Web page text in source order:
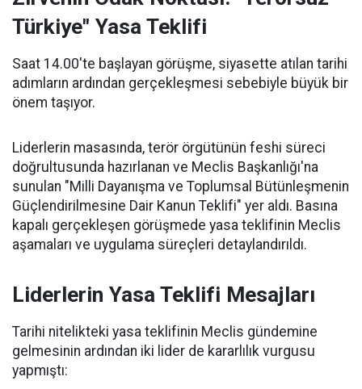
Türkiye" Yasa Teklifi
Saat 14.00'te başlayan görüşme, siyasette atılan tarihi
adımların ardından gerçekleşmesi sebebiyle büyük bir
önem taşıyor.
Liderlerin masasında, terör örgütünün feshi süreci
doğrultusunda hazırlanan ve Meclis Başkanlığı'na
sunulan "Milli Dayanışma ve Toplumsal Bütünleşmenin
Güçlendirilmesine Dair Kanun Teklifi" yer aldı. Basına
kapalı gerçekleşen görüşmede yasa teklifinin Meclis
aşamaları ve uygulama süreçleri detaylandırıldı.
Liderlerin Yasa Teklifi Mesajları
Tarihi nitelikteki yasa teklifinin Meclis gündemine
gelmesinin ardından iki lider de kararlılık vurgusu
yapmıştı: